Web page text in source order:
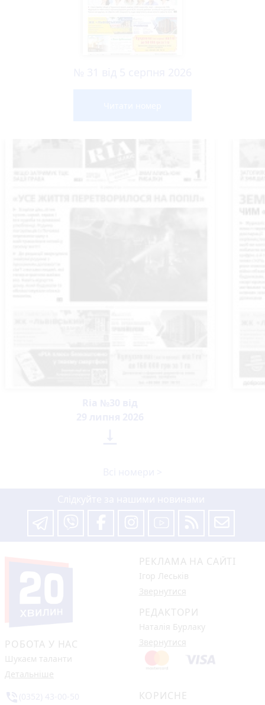
РОБОТА У НАС
Шукаєм таланти
Детальніше
РЕКЛАМА НА САЙТІ
Ігор Леськів
Звернутися
РЕДАКТОРИ
Наталія Бурлаку
Звернутися
КОРИСНЕ